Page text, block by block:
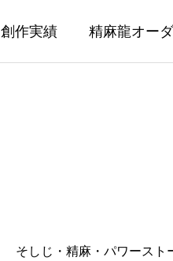
創作実績 精麻龍オー
そしじ・精麻・パワースト